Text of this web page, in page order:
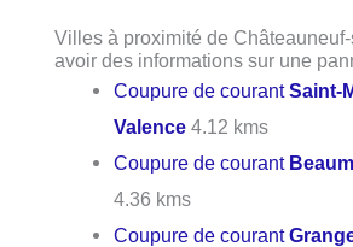
Villes à proximité de
avoir des informations sur une
Coupure de courantSaint-
Valence 4.12 kms
Coupure de courant
4.36 kms
Coupure de courant